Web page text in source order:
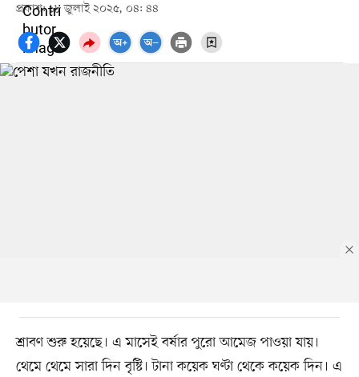
প্রকাশ: ১৮ জুলাই ২০২৫, ০৪: ৪৪
শ্রাবণ শুরু হয়েছে। এ মাসেই বর্ষার পুরো আমেজ পাওয়া যায়।
থেমে থেমে সারা দিন বৃষ্টি। টানা কয়েক ঘণ্টা থেকে কয়েক দিন। এ